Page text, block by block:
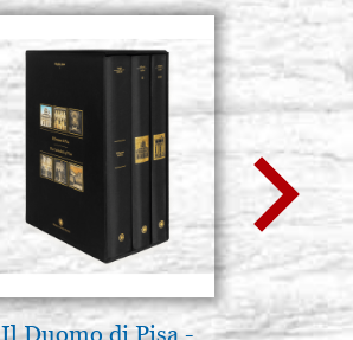
Il Duomo di Pisa -